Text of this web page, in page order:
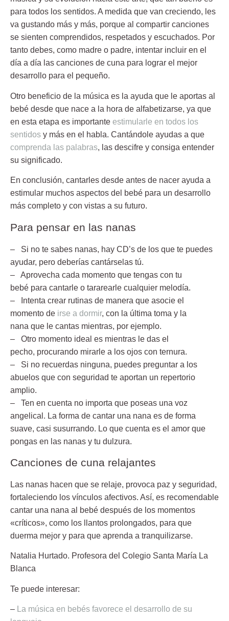
para todos los sentidos. A medida que van creciendo, les
va gustando más y más, porque al compartir canciones
se sienten comprendidos, respetados y escuchados. Por
tanto debes, como madre o padre, intentar incluir en el
día a día las canciones de cuna para lograr el mejor
desarrollo para el pequeño.
Otro beneficio de la música es la ayuda que le aportas al
bebé desde que nace a la hora de alfabetizarse, ya que
en esta etapa es importante estimularle en todos los
sentidos y más en el habla. Cantándole ayudas a que
comprenda las palabras, las descifre y consiga entender
su significado.
En conclusión, cantarles desde antes de nacer ayuda a
estimular muchos aspectos del bebé para un desarrollo
más completo y con vistas a su futuro.
Para pensar en las nanas
– Si no te sabes nanas, hay CD’s de los que te puedes
ayudar, pero deberías cantárselas tú.
– Aprovecha cada momento que tengas con tu
bebé para cantarle o tararearle cualquier melodía.
– Intenta crear rutinas de manera que asocie el
momento de irse a dormir, con la última toma y la
nana que le cantas mientras, por ejemplo.
– Otro momento ideal es mientras le das el
pecho, procurando mirarle a los ojos con ternura.
– Si no recuerdas ninguna, puedes preguntar a los
abuelos que con seguridad te aportan un repertorio
amplio.
– Ten en cuenta no importa que poseas una voz
angelical. La forma de cantar una nana es de forma
suave, casi susurrando. Lo que cuenta es el amor que
pongas en las nanas y tu dulzura.
Canciones de cuna relajantes
Las nanas hacen que se relaje, provoca paz y seguridad,
fortaleciendo los vínculos afectivos. Así, es recomendable
cantar una nana al bebé después de los momentos
«críticos», como los llantos prolongados, para que
duerma mejor y para que aprenda a tranquilizarse.
Natalia Hurtado. Profesora del Colegio Santa María La
Blanca
Te puede interesar:
–
La música en bebés favorece el desarrollo de su